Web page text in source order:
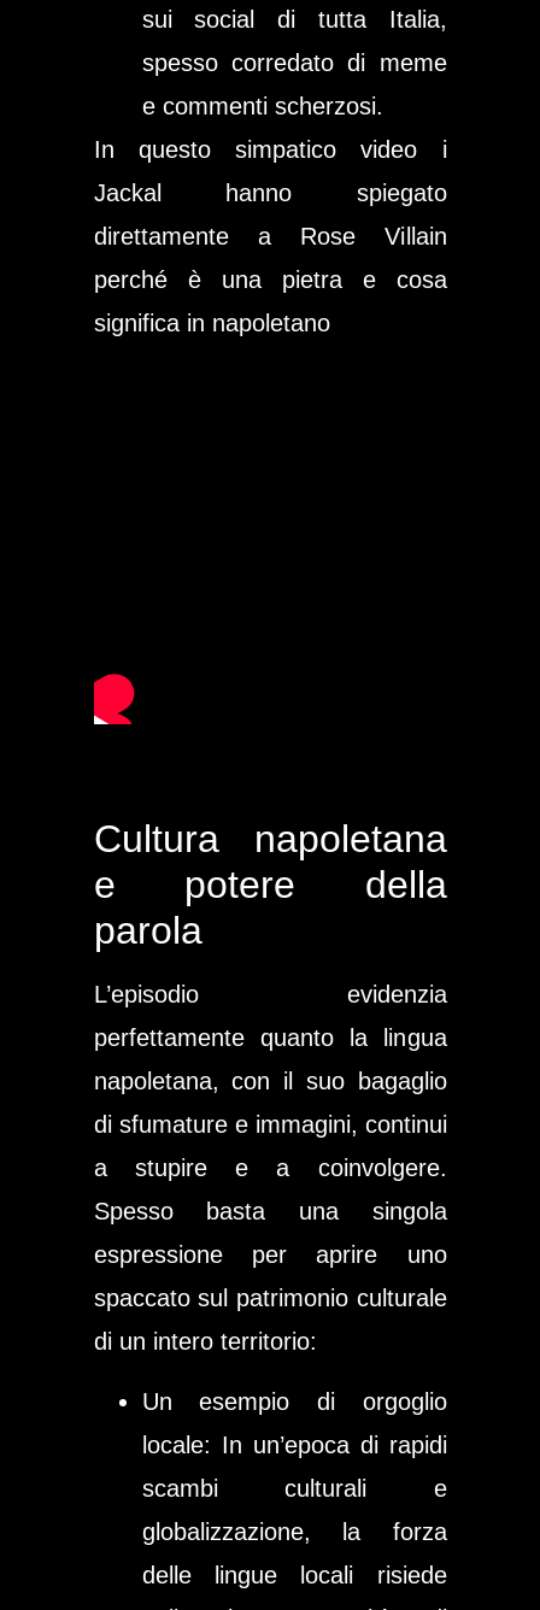
sui social di tutta Italia,
spesso corredato di meme
e commenti scherzosi.
In questo simpatico video i
Jackal hanno spiegato
direttamente a Rose Villain
perché è una pietra e cosa
significa in napoletano
Cultura napoletana
e potere della
parola
L’episodio evidenzia
perfettamente quanto la lingua
napoletana, con il suo bagaglio
di sfumature e immagini, continui
a stupire e a coinvolgere.
Spesso basta una singola
espressione per aprire uno
spaccato sul patrimonio culturale
di un intero territorio:
Un esempio di orgoglio
locale: In un’epoca di rapidi
scambi culturali e
globalizzazione, la forza
delle lingue locali risiede